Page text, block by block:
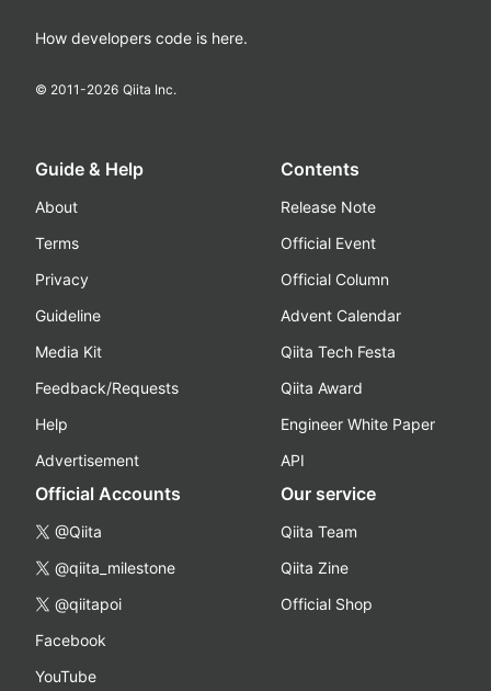
How developers code is here.
© 2011-2026 Qiita Inc.
Guide & Help
About
Terms
Privacy
Guideline
Media Kit
Feedback/Requests
Help
Advertisement
Contents
Release Note
Official Event
Official Column
Advent Calendar
Qiita Tech Festa
Qiita Award
Engineer White Paper
API
Official Accounts
@Qiita
@qiita_milestone
@qiitapoi
Facebook
YouTube
Our service
Qiita Team
Qiita Zine
Official Shop